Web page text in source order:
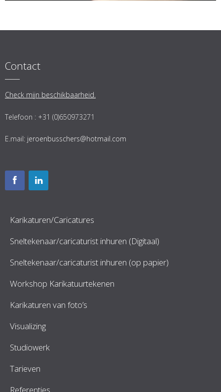
Contact
Check mijn beschikbaarheid.
Telefoon : +31 (0)650973271
E.mail: jeroenbusschers@hotmail.com
Karikaturen/Caricatures
Sneltekenaar/caricaturist inhuren (Digitaal)
Sneltekenaar/caricaturist inhuren (op papier)
Workshop Karikatuurtekenen
Karikaturen van foto’s
Visualizing
Studiowerk
Tarieven
Referenties